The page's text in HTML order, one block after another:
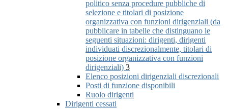
politico senza procedure pubbliche di
selezione e titolari di posizione
organizzativa con funzioni dirigenziali (da
pubblicare in tabelle che distinguano le
seguenti situazioni: dirigenti, dirigenti
individuati discrezionalmente, titolari di
posizione organizzativa con funzioni
dirigenziali) 3
Elenco posizioni dirigenziali discrezionali
Posti di funzione disponibili
Ruolo dirigenti
Dirigenti cessati